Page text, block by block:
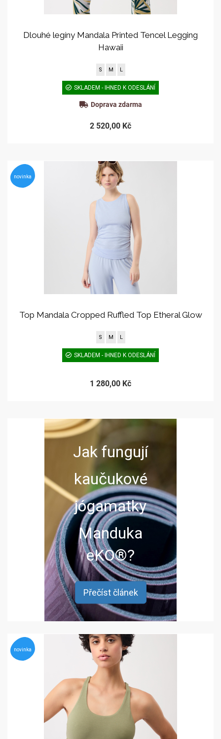
Dlouhé legíny Mandala Printed Tencel Legging
Hawaii
S M L
SKLADEM - IHNED K ODESLÁNÍ
Doprava zdarma
2 520,00 Kč
novinka
Top Mandala Cropped Ruffled Top Etheral Glow
S M L
SKLADEM - IHNED K ODESLÁNÍ
1 280,00 Kč
Jak fungují
kaučukové
jógamatky
Manduka
eKO®?
Přečíst článek
novinka